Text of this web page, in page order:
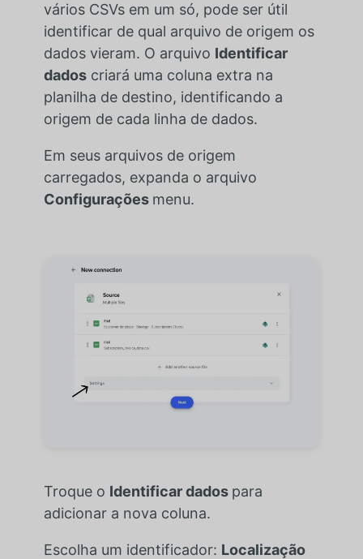
vários CSVs em um só, pode ser útil
identificar de qual arquivo de origem os
dados vieram. O arquivo Identificar
dadoscriará uma coluna extra na
planilha de destino, identificando a
origem de cada linha de dados.
Em seus arquivos de origem
carregados, expanda o arquivo
Configurações menu.
Troque o Identificar dados para
adicionar a nova coluna.
Escolha um identificador: Localização